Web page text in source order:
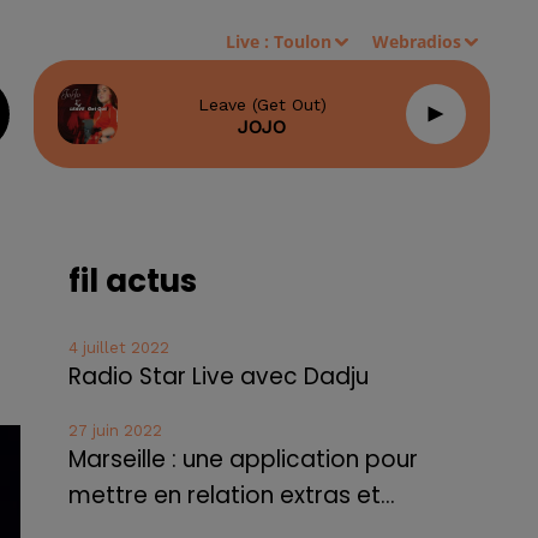
Live :Toulon Webradios
Leave (get Out)
JOJO
fil actus
4 juillet 2022
Radio Star Live avec Dadju
27 juin 2022
Marseille : une application pour
mettre en relation extras et...